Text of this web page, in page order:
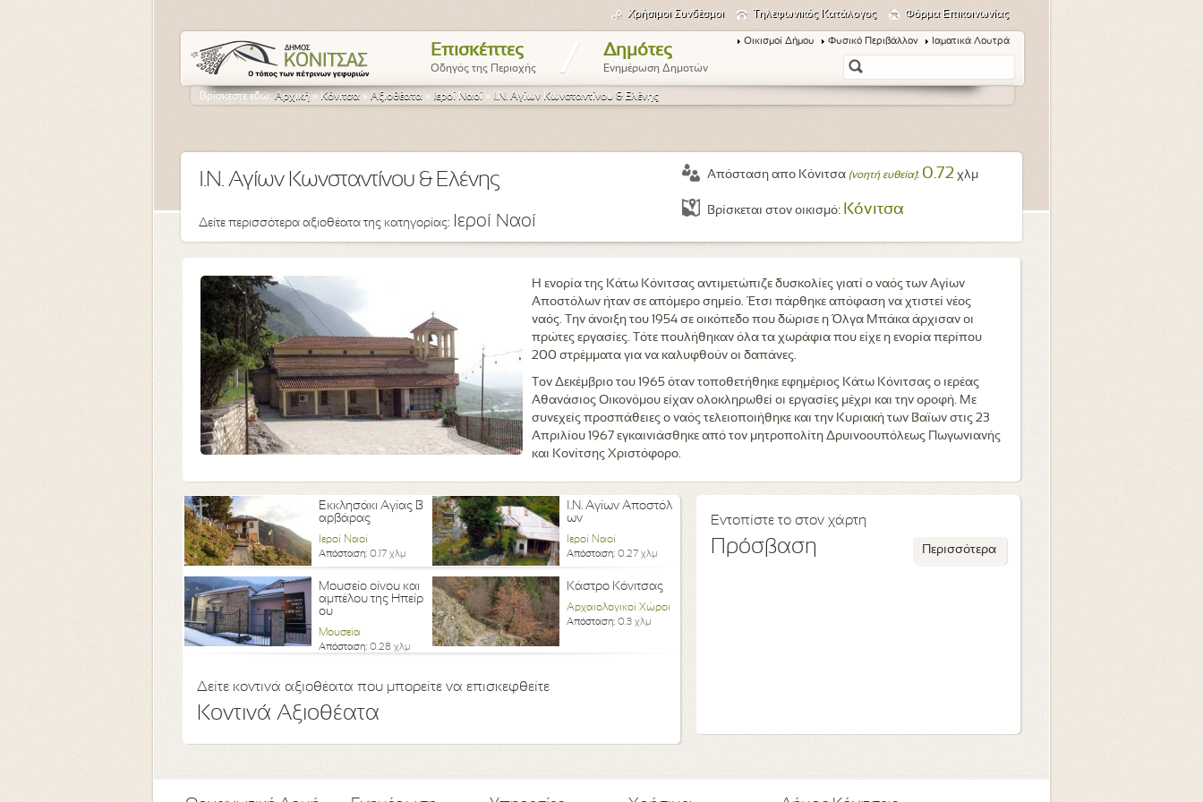
Χρήσιμοι Συνδέσμοι Τηλεφωνικός Κατάλογος Φόρμα Επικοινωνίας
Επισκέπτες
Οδηγός της Περιοχής / Δημότες
Ενημέρωση Δημοτών
Οικισμοί Δήμου Φυσικό Περιβάλλον Ιαματικά Λουτρά
Βρίσκεστε εδώ:Αρχική » Κόνιτσα » Αξιοθέατα » Ιεροί Ναοί » Ι.Ν. Αγίων Κωνσταντίνου & Ελένης
Ι.Ν. Αγίων Κωνσταντίνου & Ελένης
Δείτε περισσότερα αξιοθέατα της κατηγορίας: Ιεροί Ναοί
Απόσταση απο Κόνιτσα (νοητή ευθεία): 0.72 χλμ
Βρίσκεται στον οικισμό: Κόνιτσα
Η ενορία της Κάτω Κόνιτσας αντιμετώπιζε δυσκολίες γιατί ο ναός των Αγίων
Αποστόλων ήταν σε απόμερο σημείο. Έτσι πάρθηκε απόφαση να χτιστεί νέος
ναός. Την άνοιξη του 1954 σε οικόπεδο που δώρισε η Όλγα Μπάκα άρχισαν οι
πρώτες εργασίες. Τότε πουλήθηκαν όλα τα χωράφια που είχε η ενορία περίπου
200 στρέμματα για να καλυφθούν οι δαπάνες.
Τον Δεκέμβριο του 1965 όταν τοποθετήθηκε εφημέριος Κάτω Κόνιτσας ο ιερέας
Αθανάσιος Οικονόμου είχαν ολοκληρωθεί οι εργασίες μέχρι και την οροφή. Με
συνεχείς προσπάθειες ο ναός τελειοποιήθηκε και την Κυριακή των Βαϊων στις 23
Απριλίου 1967 εγκαινιάσθηκε από τον μητροπολίτη Δρυινοουπόλεως Πωγωνιανής
και Κονίτσης Χριστόφορο.
Εκκλησάκι Αγίας Β
αρβάρας
Ιεροί Ναοί
Απόσταση: 0.17 χλμ
Ι.Ν. Αγίων Αποστόλ
ων
Ιεροί Ναοί
Απόσταση: 0.27 χλμ
Μουσείο οίνου και
αμπέλου της Ηπείρ
ου
Μουσεία
Απόσταση: 0.28 χλμ
Κάστρο Κόνιτσας
Αρχαιολογικοί Χώροι
Απόσταση: 0.3 χλμ
Δείτε κοντινά αξιοθέατα που μπορείτε να επισκεφθείτε
Κοντινά Αξιοθέατα
Εντοπίστε το στον χάρτη
Πρόσβαση Περισσότερα